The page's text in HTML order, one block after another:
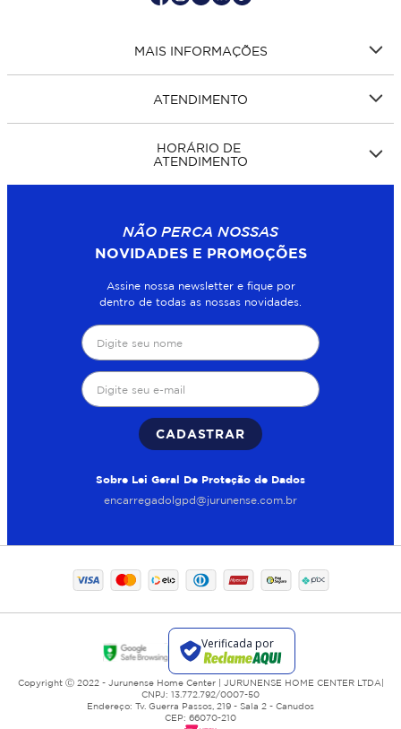
MAIS INFORMAÇÕES
ATENDIMENTO
HORÁRIO DE
ATENDIMENTO
NÃO PERCA NOSSAS
NOVIDADES E PROMOÇÕES
Assine nossa newsletter e fique por
dentro de todas as nossas novidades.
CADASTRAR
Sobre Lei Geral De Proteção de Dados
encarregadolgpd@jurunense.com.br
Copyright Ⓒ 2022 - Jurunense Home Center | JURUNENSE HOME CENTER LTDA|
CNPJ: 13.772.792/0007-50
Endereço: Tv. Guerra Passos, 219 - Sala 2 - Canudos
CEP: 66070-210